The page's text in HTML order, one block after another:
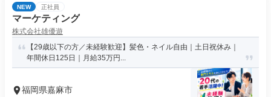
NEW 正社員
マーケティング
株式会社雄優遊
【29歳以下の方／未経験歓迎】髪色・ネイル自由｜土日祝休み｜
年間休日125日｜月給35万円...
福岡県嘉麻市